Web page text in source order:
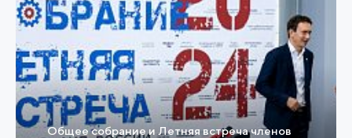
Общее собрание и Летняя встреча членов